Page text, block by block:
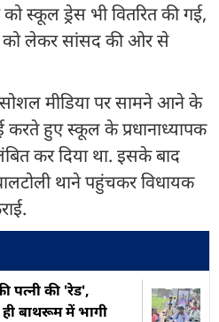
को स्कूल ड्रेस भी वितरित की गई,
को लेकर सांसद की ओर से
मीडिया पर सामने आने के
करते हुए स्कूल के प्रधानाध्यापक
कर दिया था. इसके बाद
थाने पहुंचकर विधायक
पत्नी की 'रेड',
बाथरूम में भागी